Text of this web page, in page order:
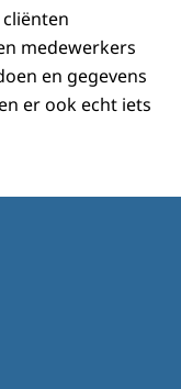
medewerkers
en gegevens
er ook echt iets